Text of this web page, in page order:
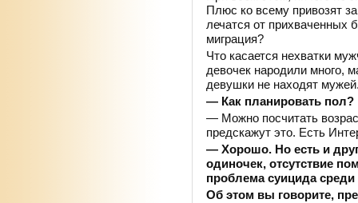
Плюс ко всему привозят
лечатся от прихваченных
миграция?
Что касается нехватки
девочек народили много,
девушки не находят
— Как планировать пол?
— Можно посчитать
предскажут это. Есть
— Хорошо. Но есть и
одиночек, отсутствие
проблема суицида
Об этом вы говорите,